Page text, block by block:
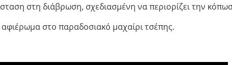
στη διάβρωση, σχεδιασμένη να περιορίζει την
στο παραδοσιακό μαχαίρι τσέπης.